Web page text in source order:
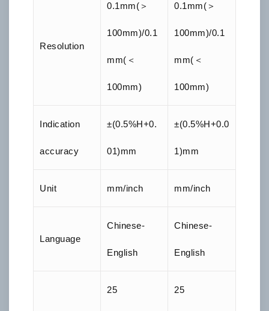
Resolution
0.1mm(＞
100mm)/0.1
mm(＜
100mm)
0.1mm(＞
100mm)/0.1
mm(＜
100mm)
Indication
accuracy
±(0.5%H+0.
01)mm
±(0.5%H+0.0
1)mm
Unit mm/inch mm/inch
Language
Chinese-
English
Chinese-
English
25 25